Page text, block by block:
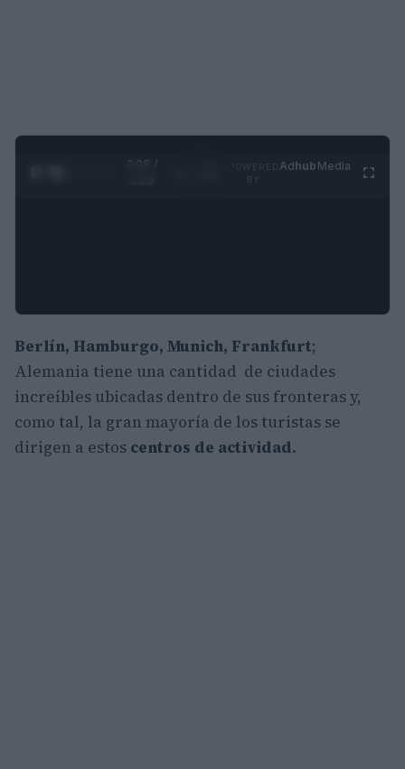
0:30 /
Adhub Media
Berlín, Hamburgo, Munich, Frankfurt;
Alemania tiene una cantidad de ciudades
increíbles ubicadas dentro de sus fronteras y,
como tal, la gran mayoría de los turistas se
dirigen a estos centros de actividad.